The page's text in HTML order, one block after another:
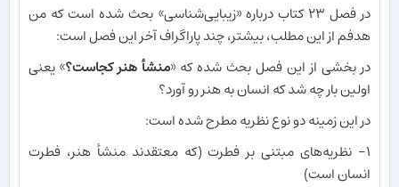
در فصل ۲۳ کتاب درباره «زیبایی‌شناسی» بحث شده است که من
هدفم از این مطلب، بیشتر، چند پاراگراف آخر این فصل است:
در بخشی از این فصل بحث شده که «منشأ هنر کجاست؟» یعنی
اولین بار چه شد که انسان به هنر رو آورد؟
در این زمینه دو نوع نظریه مطرح شده است:
۱- نظریه‌های مبتنی بر فطرت (که معتقدند منشأ هنر، فطرت
انسان است)